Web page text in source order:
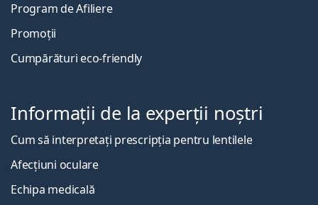
Program de Afiliere
Promoții
Cumpărături eco-friendly
Informații de la experții noștri
Cum să interpretați prescripția pentru lentilele
Afecțiuni oculare
Echipa medicală